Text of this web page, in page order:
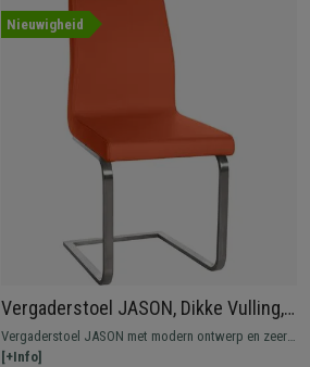
Nieuwigheid
Vergaderstoel JASON, Dikke Vulling,
Lederen Bekleding, Kleur Oranje
Vergaderstoel JASON met modern ontwerp en zeer
comfortabel dankzij de dikke vulling. Gemaakt van
[+Info]